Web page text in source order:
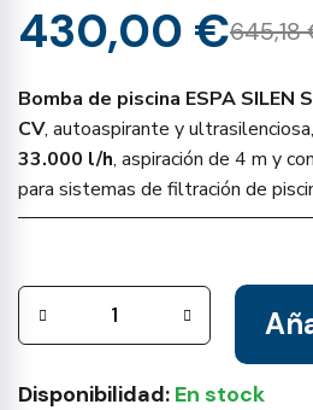
645,18
430,00 €
Bomba de piscina ESPA SILEN
CV, autoaspirante y
33.000 l/h, aspiración de 4 m y
para sistemas de filtración de
Disponibilidad: En stock